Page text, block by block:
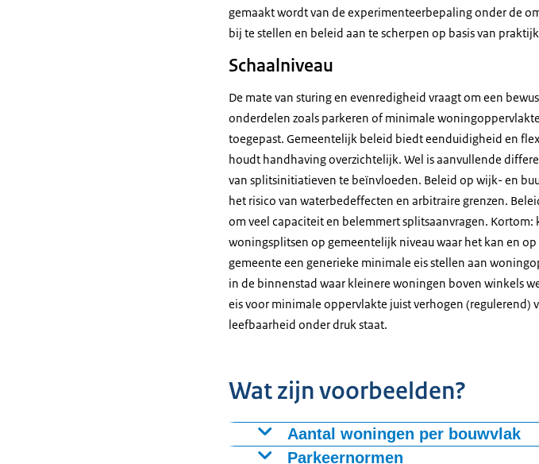
gemaakt wordt van de experimenteerbepaling onder de
bij te stellen en beleid aan te scherpen op basis van
Schaalniveau
De mate van sturing en evenredigheid vraagt om een
onderdelen zoals parkeren of minimale
toegepast. Gemeentelijk beleid biedt eenduidigheid en
houdt handhaving overzichtelijk. Wel is aanvullende
van splitsinitiatieven te beïnvloeden. Beleid op wijk- en
het risico van waterbedeffecten en arbitraire grenzen.
om veel capaciteit en belemmert splitsaanvragen.
woningsplitsen op gemeentelijk niveau waar het kan en
gemeente een generieke minimale eis stellen aan
in de binnenstad waar kleinere woningen boven winkels
eis voor minimale oppervlakte juist verhogen (regulerend)
leefbaarheid onder druk staat.
Wat zijn voorbeelden?
Aantal woningen per bouwvlak
Het aantal woningen per bouwvlak bepaalt
Parkeernormen